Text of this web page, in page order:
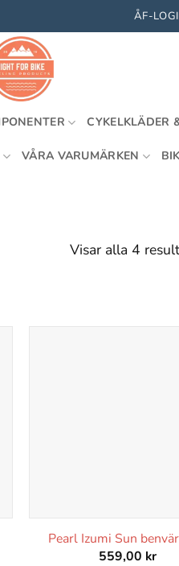
ÅF-
CYKELKLÄDER
VÅRA VARUMÄRKEN
Visar alla 4
Pearl Izumi Sun
559,00 kr